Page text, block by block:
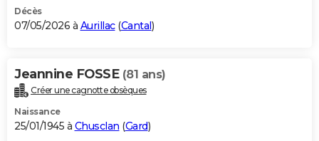
Décès
07/05/2026 à Aurillac(Cantal)
Jeannine FOSSE (81 ans)
Créer une cagnotte obsèques
Naissance
25/01/1945 à Chusclan (Gard)